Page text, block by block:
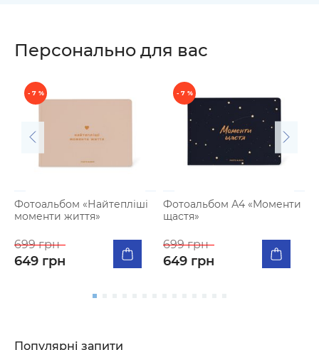
Персонально для вас
- 7 %
Фотоальбом «Найтепліші
моменти життя»
699 грн
649 грн
- 7 %
Фотоальбом А4 «Моменти
щастя»
699 грн
649 грн
Популярні запити